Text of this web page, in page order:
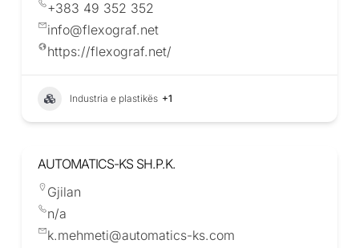
+383 49 352 352
info@flexograf.net
https://flexograf.net/
Industria e plastikës +1
AUTOMATICS-KS SH.P.K.
Gjilan
n/a
k.mehmeti@automatics-ks.com